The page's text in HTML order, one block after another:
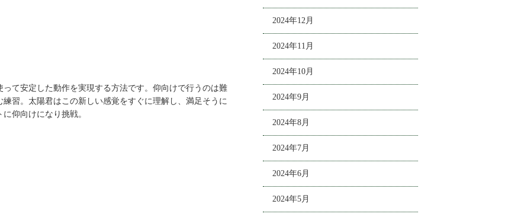
て安定した動作を実現する方法です。仰向けで行うのは難
習。太陽君はこの新しい感覚をすぐに理解し、満足そうに
仰向けになり挑戦。
2024年12月
2024年11月
2024年10月
2024年9月
2024年8月
2024年7月
2024年6月
2024年5月